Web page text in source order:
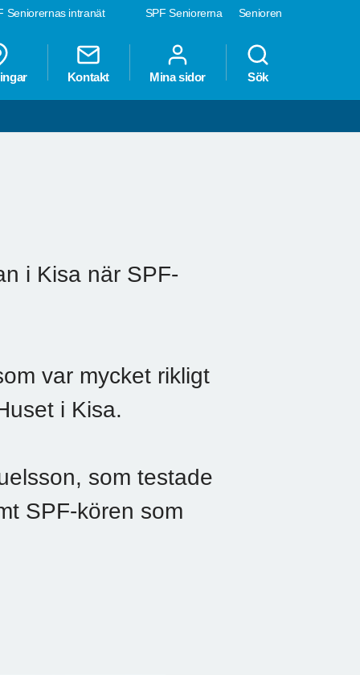
SPF Seniorerna Senioren
Seniorernas intranät
Kontakt Mina sidor Sök
i Kisa när SPF-
var mycket rikligt
i Kisa.
som testade
SPF-kören som